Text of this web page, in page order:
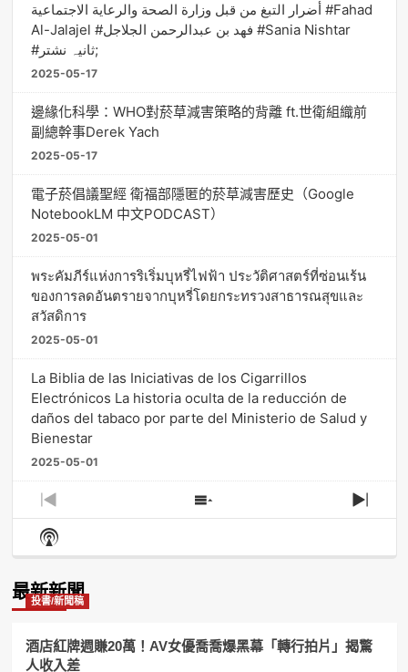
أضرار التبغ من قبل وزارة الصحة والرعاية الاجتماعية #Fahad
Al-Jalajel #فهد بن عبدالرحمن الجلاجل #Sania Nishtar
#ثانیہ نشتر;
2025-05-17
邊緣化科學：WHO對菸草減害策略的背離 ft.世衛組織前
副總幹事Derek Yach
2025-05-17
電子菸倡議聖經 衛福部隱匿的菸草減害歷史（Google
NotebookLM 中文PODCAST）
2025-05-01
พระคัมภีร์แห่งการริเริ่มบุหรี่ไฟฟ้า ประวัติศาสตร์ที่ซ่อนเร้น
ของการลดอันตรายจากบุหรี่โดยกระทรวงสาธารณสุขและ
สวัสดิการ
2025-05-01
La Biblia de las Iniciativas de los Cigarrillos
Electrónicos La historia oculta de la reducción de
daños del tabaco por parte del Ministerio de Salud y
Bienestar
2025-05-01
Previous
Episode
Show
Episodes
Next
Show
Podcast
最新新聞
投書/新聞稿
酒店紅牌週賺20萬！AV女優喬喬爆黑幕「轉行拍片」揭驚
人收入差